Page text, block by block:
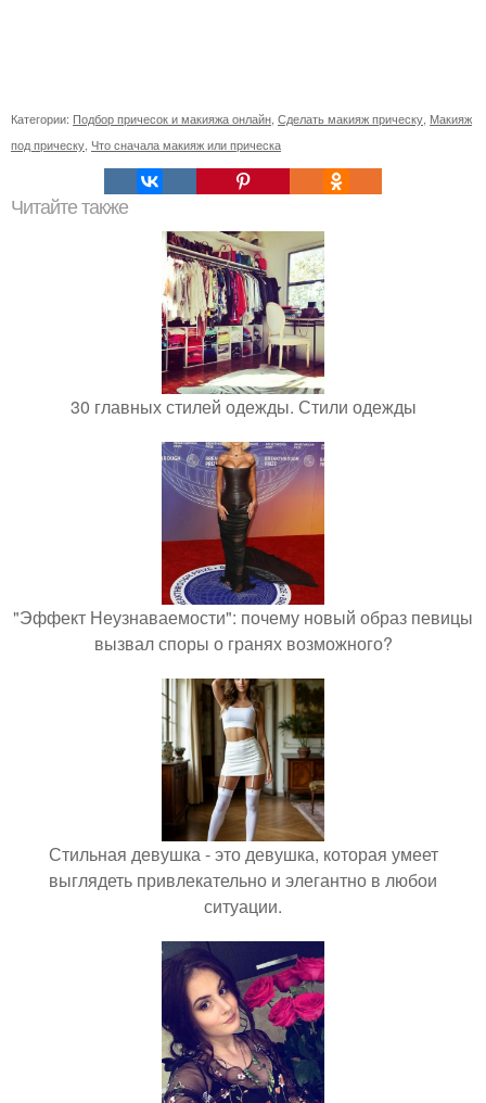
Категории: Подбор причесок и макияжа онлайн Сделать макияж прическу Макияж
под прическу Что сначала макияж или прическа
Читайте также
30 главных стилей одежды. Стили одежды
"Эффект Неузнаваемости": почему новый образ певицы
вызвал споры о гранях возможного?
Стильная девушка - это девушка, которая умеет
выглядеть привлекательно и элегантно в любои
ситуации.